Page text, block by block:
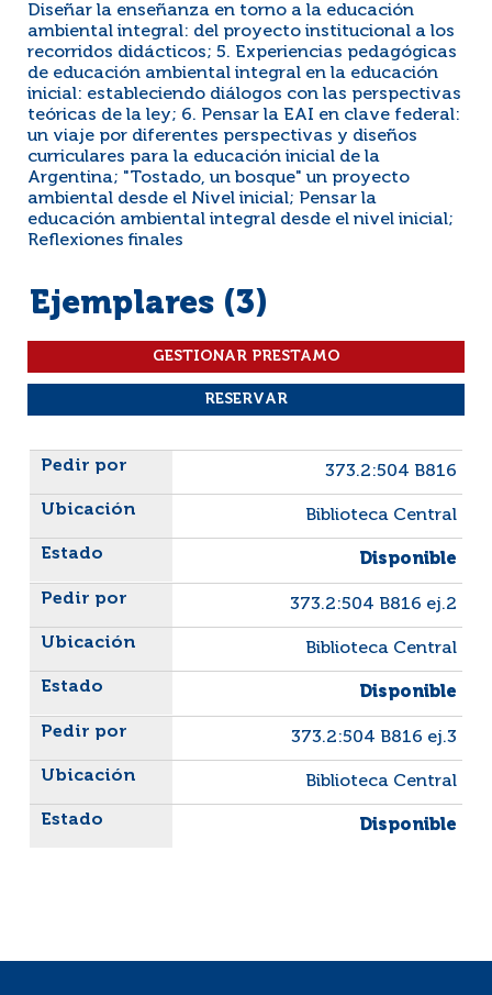
Diseñar la enseñanza en torno a la educación
ambiental integral: del proyecto institucional a los
recorridos didácticos; 5. Experiencias pedagógicas
de educación ambiental integral en la educación
inicial: estableciendo diálogos con las perspectivas
teóricas de la ley; 6. Pensar la EAI en clave federal:
un viaje por diferentes perspectivas y diseños
curriculares para la educación inicial de la
Argentina; "Tostado, un bosque" un proyecto
ambiental desde el Nivel inicial; Pensar la
educación ambiental integral desde el nivel inicial;
Reflexiones finales
Ejemplares (3)
Liste des exemplaires
373.2:504 B816
Biblioteca Central
Disponible
373.2:504 B816 ej.2
Biblioteca Central
Disponible
373.2:504 B816 ej.3
Biblioteca Central
Disponible